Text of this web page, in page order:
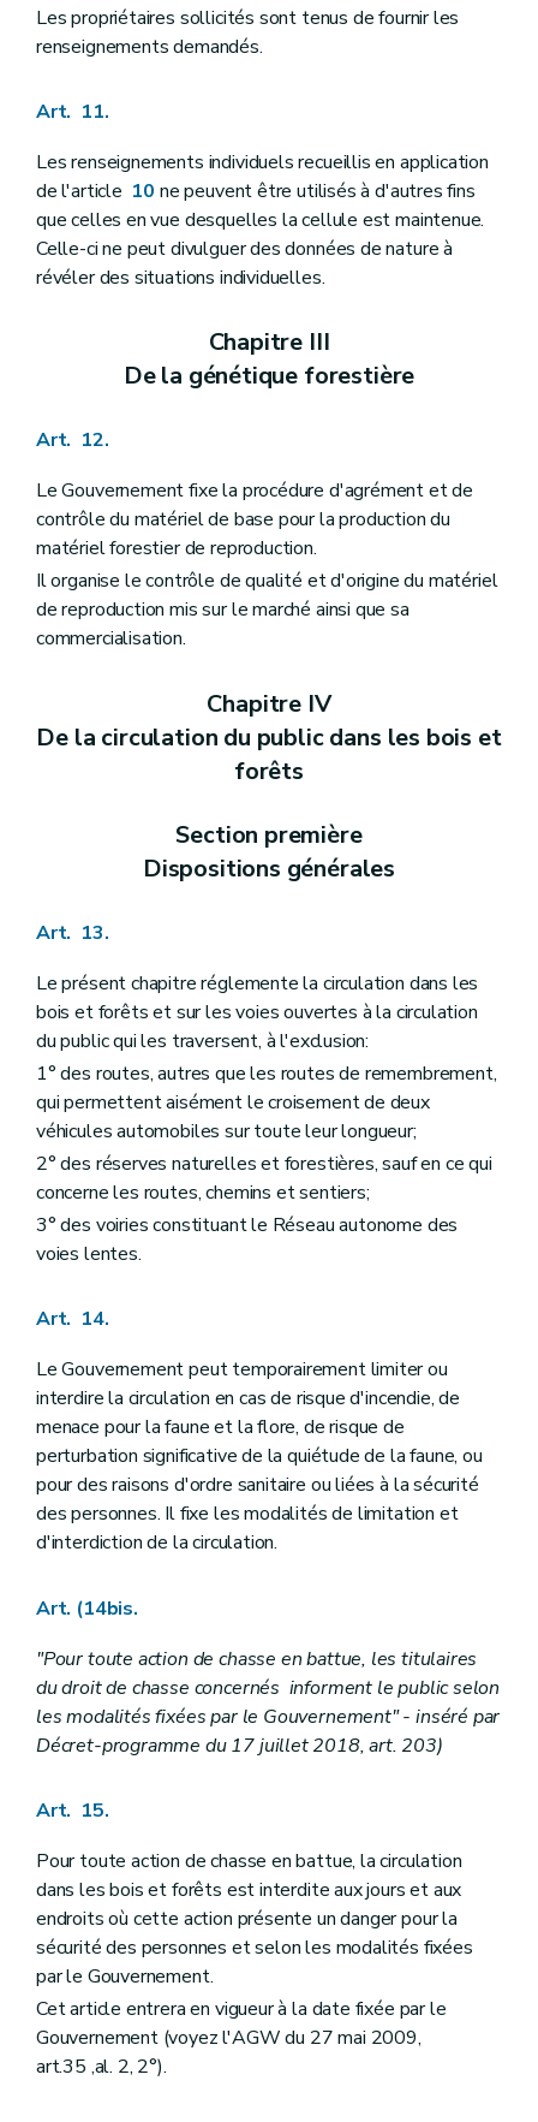
Les propriétaires sollicités sont tenus de fournir les
renseignements demandés.
Art. 11.
Les renseignements individuels recueillis en application
de l'article 10 ne peuvent être utilisés à d'autres fins
que celles en vue desquelles la cellule est maintenue.
Celle-ci ne peut divulguer des données de nature à
révéler des situations individuelles.
Chapitre III
De la génétique forestière
Art. 12.
Le Gouvernement fixe la procédure d'agrément et de
contrôle du matériel de base pour la production du
matériel forestier de reproduction.
Il organise le contrôle de qualité et d'origine du matériel
de reproduction mis sur le marché ainsi que sa
commercialisation.
Chapitre IV
De la circulation du public dans les bois et
forêts
Section première
Dispositions générales
Art. 13.
Le présent chapitre réglemente la circulation dans les
bois et forêts et sur les voies ouvertes à la circulation
du public qui les traversent, à l'exclusion:
1° des routes, autres que les routes de remembrement,
qui permettent aisément le croisement de deux
véhicules automobiles sur toute leur longueur;
2° des réserves naturelles et forestières, sauf en ce qui
concerne les routes, chemins et sentiers;
3° des voiries constituant le Réseau autonome des
voies lentes.
Art. 14.
Le Gouvernement peut temporairement limiter ou
interdire la circulation en cas de risque d'incendie, de
menace pour la faune et la flore, de risque de
perturbation significative de la quiétude de la faune, ou
pour des raisons d'ordre sanitaire ou liées à la sécurité
des personnes. Il fixe les modalités de limitation et
d'interdiction de la circulation.
Art. (14bis.
"Pour toute action de chasse en battue, les titulaires
du droit de chasse concernés informent le public selon
les modalités fixées par le Gouvernement" - inséré par
Décret-programme du 17 juillet 2018, art. 203)
Art. 15.
Pour toute action de chasse en battue, la circulation
dans les bois et forêts est interdite aux jours et aux
endroits où cette action présente un danger pour la
sécurité des personnes et selon les modalités fixées
par le Gouvernement.
Cet article entrera en vigueur à la date fixée par le
Gouvernement (voyez l'AGW du 27 mai 2009,
art.35 ,al. 2, 2°).